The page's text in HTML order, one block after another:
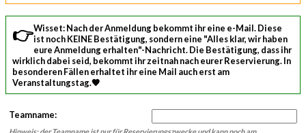
👉 Wisset: Nach der Anmeldung bekommt ihr eine e-Mail. Dieseist noch KEINE Bestätigung, sondern eine "Alles klar, wir haben
eure Anmeldung erhalten"-Nachricht. Die Bestätigung, dass ihr
wirklich dabei seid, bekommt ihr zeitnah nach eurer Reservierung. In
besonderen Fällen erhaltet ihr eine Mail auch erst am
Veranstaltungstag.🧡
Teamname: